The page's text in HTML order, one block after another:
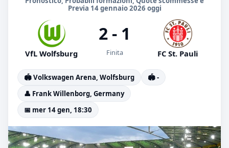
Previa 14 gennaio 2026 oggi
VfL Wolfsburg
2 - 1
Finita FC St. Pauli
🏟️ Volkswagen Arena, Wolfsburg
🏟️ -
👤 Frank Willenborg, Germany
📅 mer 14 gen, 18:30